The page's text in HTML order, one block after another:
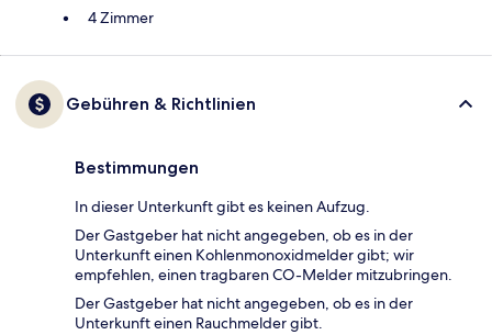
4 Zimmer
Gebühren & Richtlinien
Bestimmungen
In dieser Unterkunft gibt es keinen Aufzug.
Der Gastgeber hat nicht angegeben, ob es in der
Unterkunft einen Kohlenmonoxidmelder gibt; wir
empfehlen, einen tragbaren CO-Melder mitzubringen.
Der Gastgeber hat nicht angegeben, ob es in der
Unterkunft einen Rauchmelder gibt.